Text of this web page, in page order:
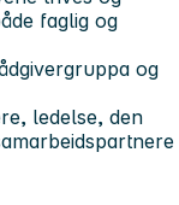
faglig og
og
ledelse, den